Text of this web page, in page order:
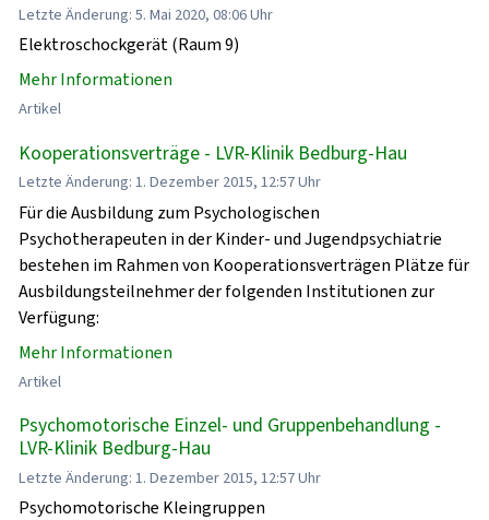
Letzte Änderung: 5. Mai 2020, 08:06 Uhr
Elektroschockgerät (Raum 9)
Mehr Informationen
Artikel
Kooperationsverträge - LVR-Klinik Bedburg-Hau
Letzte Änderung: 1. Dezember 2015, 12:57 Uhr
Für die Ausbildung zum Psychologischen
Psychotherapeuten in der Kinder- und Jugendpsychiatrie
bestehen im Rahmen von Kooperationsverträgen Plätze für
Ausbildungsteilnehmer der folgenden Institutionen zur
Verfügung:
Mehr Informationen
Artikel
Psychomotorische Einzel- und Gruppenbehandlung -
LVR-Klinik Bedburg-Hau
Letzte Änderung: 1. Dezember 2015, 12:57 Uhr
Psychomotorische Kleingruppen